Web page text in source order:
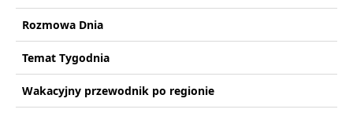
Rozmowa Dnia
Temat Tygodnia
Wakacyjny przewodnik po regionie